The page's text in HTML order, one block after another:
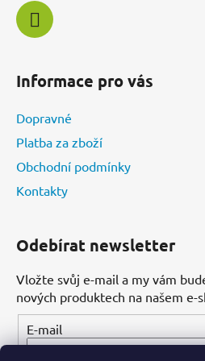
Informace pro vás
Dopravné
Platba za zboží
Obchodní podmínky
Kontakty
Odebírat newsletter
Vložte svůj e-mail a my vám
nových produktech na našem e-
E-mail